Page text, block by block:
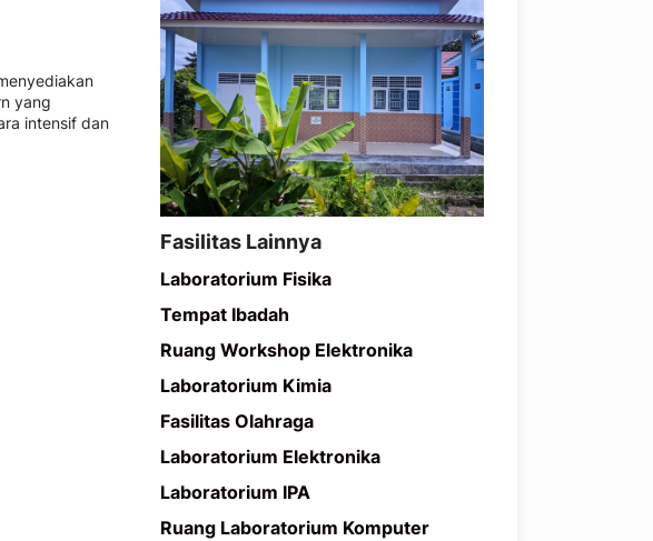
yang
intensif dan
Fasilitas Lainnya
Laboratorium Fisika
Tempat Ibadah
Ruang Workshop Elektronika
Laboratorium Kimia
Fasilitas Olahraga
Laboratorium Elektronika
Laboratorium IPA
Ruang Laboratorium Komputer